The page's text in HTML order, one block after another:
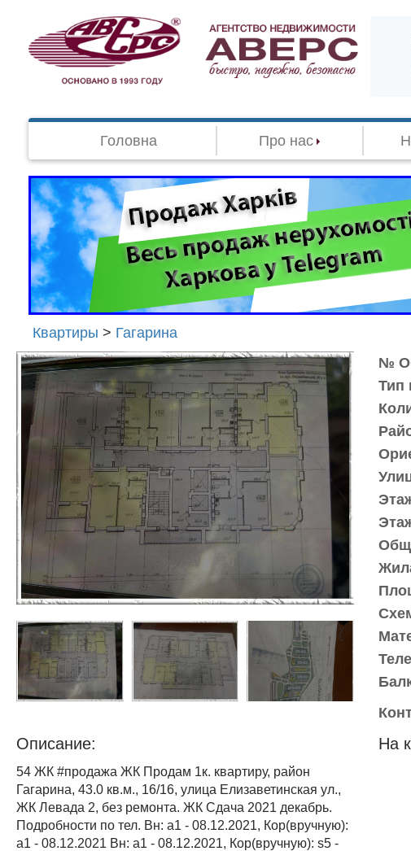
Головна Про нас
Квартиры > Гагарина
Агенство
недвижимости
"Аверс"
№
Тип
Описание:
54 ЖК #продажа ЖК Продам 1к. квартиру, район
Гагарина, 43.0 кв.м., 16/16, улица Елизаветинская ул.,
ЖК Левада 2, без ремонта. ЖК Сдача 2021 декабрь.
Подробности по тел. Вн: a1 - 08.12.2021, Кор(вручную):
a1 - 08.12.2021 Вн: a1 - 08.12.2021, Кор(вручную): s5 -
На